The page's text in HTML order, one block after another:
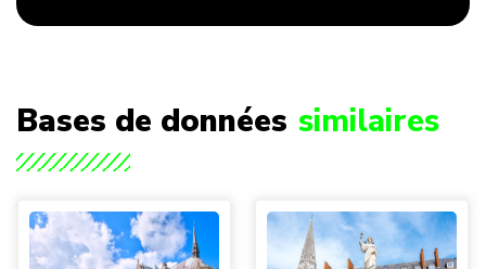
Bases de données similaires